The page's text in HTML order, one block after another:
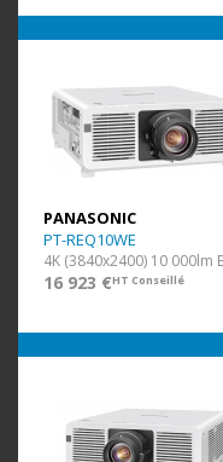
PANASONIC
PT-REQ10WE
16 923 €HT Conseillé